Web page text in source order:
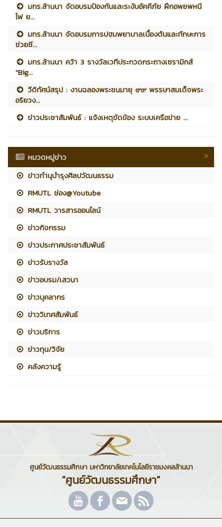
มทร.ล้านนา จัดอบรมป้องกันและระงับอัคคีภัย ฝึกอพยพหนี
ไฟ ย...
มทร.ล้านนา จัดอบรมการปฐมพยาบาลเบื้องต้นและทักษะการ
ช่วยชี...
มทร.ล้านนา คว้า 3 รางวัลเวทีประกวดกระถางเซรามิกส์
“Big...
วีดิทัศน์สรุป : งานฉลองพระชนมายุ ๙๙ พรรษาสมเด็จพระ
อริยวง...
ข่าวประชาสัมพันธ์ : แจ้งเหตุขัดข้อง ระบบเครือข่าย ...
หมวดหมู่ข่าว
ข่าวทำนุบำรุงศิลปวัฒนธรรม
RMUTL ช่อง@Youtube
RMUTL วารสารออนไลน์
ข่าวกิจกรรม
ข่าวประกาศประชาสัมพันธ์
ข่าวรับรางวัล
ข่าวอบรม/เสวนา
ข่าวบุคลากร
ข่าววิเทศสัมพันธ์
ข่าวบริการ
ข่าวทุน/วิจัย
คลังความรู้
ศูนย์วัฒนธรรมศึกษา มหาวิทยาลัยเทคโนโลยีราชมงคลล้านนา
"ศูนย์วัฒนธรรมศึกษา"